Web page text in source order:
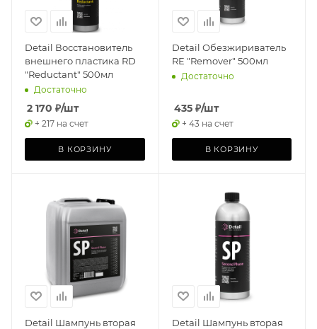
Detail Восстановитель
внешнего пластика RD
"Reductant" 500мл
Достаточно
2 170 ₽/шт
+ 217 на счет
В КОРЗИНУ
Detail Обезжириватель
RE "Remover" 500мл
Достаточно
435₽/шт
+ 43 на счет
В КОРЗИНУ
Detail Шампунь вторая
Detail Шампунь вторая